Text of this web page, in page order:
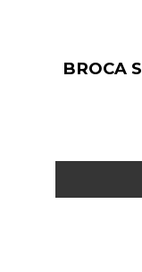
BROCA